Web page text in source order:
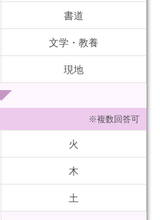
書道
文学・教養
現地
※複数回答可
火
木
土